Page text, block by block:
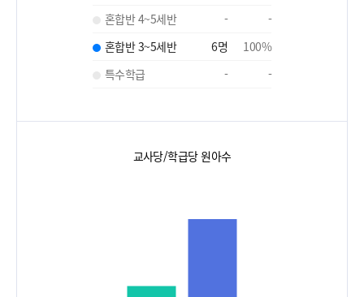
혼합반 4~5세반
-
-
혼합반 3~5세반
6명 100%
특수학급
- -
교사당/학급당 원아수